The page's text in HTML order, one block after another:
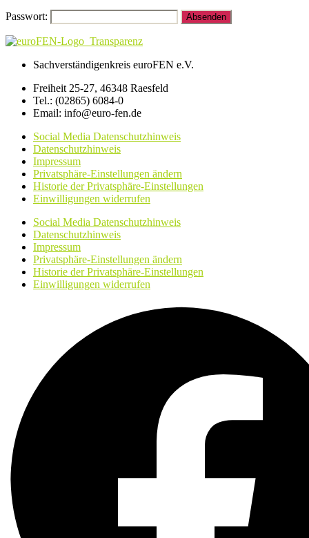
Passwort:
Sachverständigenkreis euroFEN e.V.
Freiheit 25-27, 46348 Raesfeld
Tel.: (02865) 6084-0
Email: info@euro-fen.de
Social Media Datenschutzhinweis
Datenschutzhinweis
Impressum
Privatsphäre-Einstellungen ändern
Historie der Privatsphäre-Einstellungen
Einwilligungen widerrufen
Social Media Datenschutzhinweis
Datenschutzhinweis
Impressum
Privatsphäre-Einstellungen ändern
Historie der Privatsphäre-Einstellungen
Einwilligungen widerrufen